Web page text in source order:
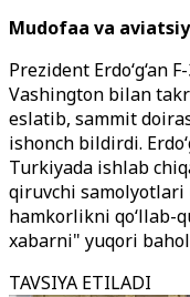
Mudofaa va
Prezident Erdo‘g‘an
Vashington bilan
eslatib, sammit
ishonch bildirdi.
Turkiyada ishlab
qiruvchi samolyotlari
hamkorlikni qo‘llab-
xabarni" yuqori
TAVSIYA ETILADI